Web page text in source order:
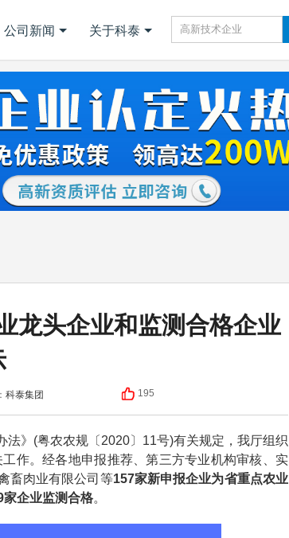
公司新闻 关于科泰
龙头企业和监测合格企业
科泰集团 195
》(粤农农规〔2020〕11号)有关规定，我厅组织
作。经各地申报推荐、第三方专业机构审核、实
畜肉业有限公司等157家新申报企业为省重点农业
家企业监测合格。